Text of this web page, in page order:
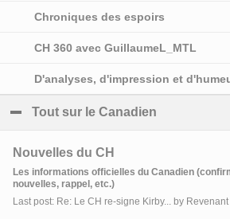
Chroniques des espoirs
CH 360 avec GuillaumeL_MTL
D'analyses, d'impression et
Tout sur le Canadien
Nouvelles du CH
Les informations officielles du Canadien
nouvelles, rappel, etc.)
Last post: Re: Le CH re-signe Kirby... by